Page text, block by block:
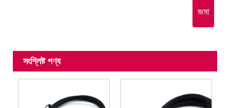
জমা
সংশ্লিষ্ট পণ্য